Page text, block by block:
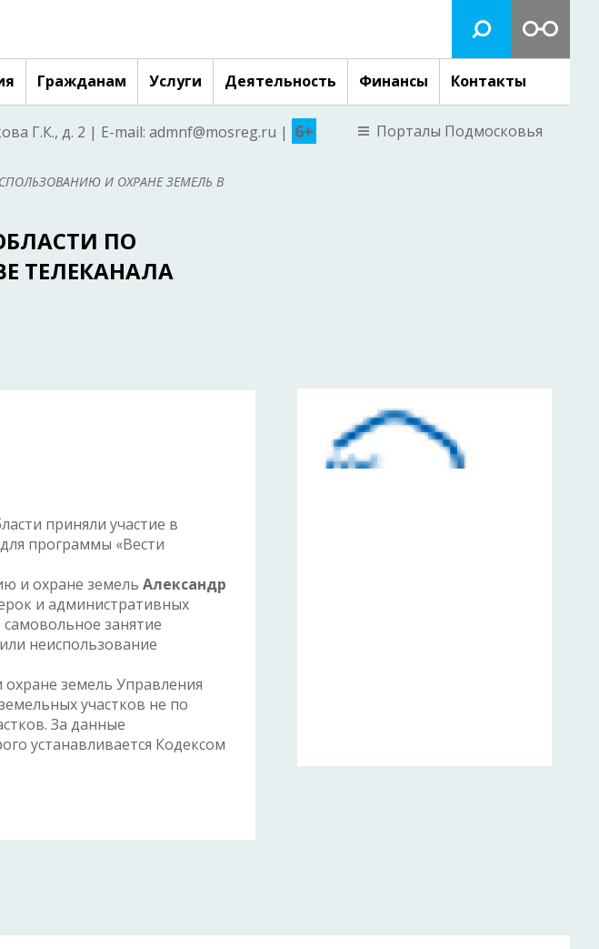
Гражданам Услуги Деятельность Финансы Контакты
Г.К., д. 2 | E-mail: admnf@mosreg.ru | 6+ Порталы Подмосковья
И ОХРАНЕ ЗЕМЕЛЬ В
ПО
ТЕЛЕКАНАЛА
приняли участие в
программы «Вести
и охране земель Александр
и административных
занятие
неиспользование
земель Управления
участков не по
За данные
устанавливается Кодексом